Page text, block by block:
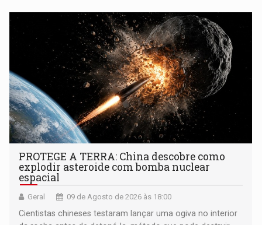
PROTEGE A TERRA: China descobre como
explodir asteroide com bomba nuclear
espacial
Geral 09 de Agosto de 2026 às 18:00
Cientistas chineses testaram lançar uma ogiva no interior